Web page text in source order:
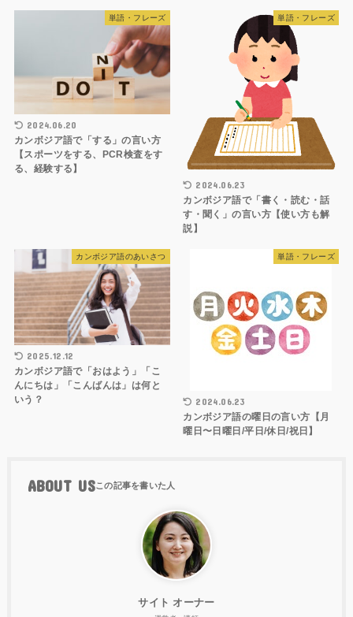
単語・フレーズ
2024.06.20
カンボジア語で「する」の言い方
【スポーツをする、PCR検査をす
る、経験する】
単語・フレーズ
2024.06.23
カンボジア語で「書く・読む・話
す・聞く」の言い方【使い方も解
説】
カンボジア語のあいさつ
2025.12.12
カンボジア語で「おはよう」「こ
んにちは」「こんばんは」は何と
いう？
単語・フレーズ
2024.06.23
カンボジア語の曜日の言い方【月
曜日〜日曜日/平日/休日/祝日】
ABOUT US
サイト オーナー